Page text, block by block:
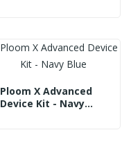
Ploom X Advanced
Device Kit - Navy